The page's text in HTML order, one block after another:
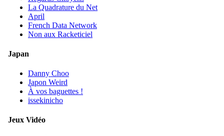
La Quadrature du Net
April
French Data Network
Non aux Racketiciel
Japan
Danny Choo
Japon Weird
À vos baguettes !
issekinicho
Jeux Vidéo